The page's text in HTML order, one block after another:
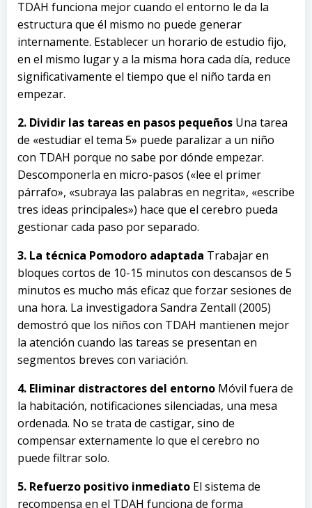
TDAH funciona mejor cuando el entorno le da la
estructura que él mismo no puede generar
internamente. Establecer un horario de estudio fijo,
en el mismo lugar y a la misma hora cada día, reduce
significativamente el tiempo que el niño tarda en
empezar.
2. Dividir las tareas en pasos pequeños Una tarea
de «estudiar el tema 5» puede paralizar a un niño
con TDAH porque no sabe por dónde empezar.
Descomponerla en micro-pasos («lee el primer
párrafo», «subraya las palabras en negrita», «escribe
tres ideas principales») hace que el cerebro pueda
gestionar cada paso por separado.
3. La técnica Pomodoro adaptada Trabajar en
bloques cortos de 10-15 minutos con descansos de 5
minutos es mucho más eficaz que forzar sesiones de
una hora. La investigadora Sandra Zentall (2005)
demostró que los niños con TDAH mantienen mejor
la atención cuando las tareas se presentan en
segmentos breves con variación.
4. Eliminar distractores del entorno Móvil fuera de
la habitación, notificaciones silenciadas, una mesa
ordenada. No se trata de castigar, sino de
compensar externamente lo que el cerebro no
puede filtrar solo.
5. Refuerzo positivo inmediato El sistema de
recompensa en el TDAH funciona de forma